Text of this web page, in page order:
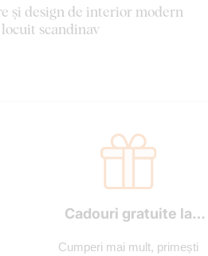
și design de interior modern
scandinav
Cadouri gratuite la
Cumperi mai mult, primești